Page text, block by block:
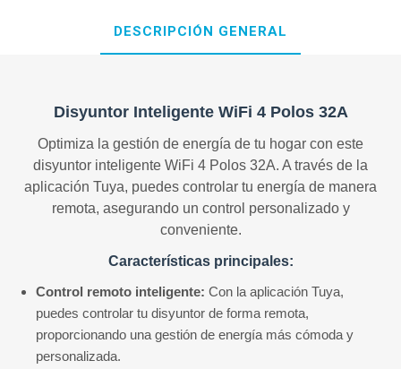
DESCRIPCIÓN GENERAL
Disyuntor Inteligente WiFi 4 Polos 32A
Optimiza la gestión de energía de tu hogar con este
disyuntor inteligente WiFi 4 Polos 32A. A través de la
aplicación Tuya, puedes controlar tu energía de manera
remota, asegurando un control personalizado y
conveniente.
Características principales:
Control remoto inteligente: Con la aplicación Tuya,
puedes controlar tu disyuntor de forma remota,
proporcionando una gestión de energía más cómoda y
personalizada.